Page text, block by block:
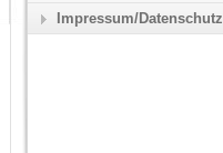
Impressum/Datenschutz